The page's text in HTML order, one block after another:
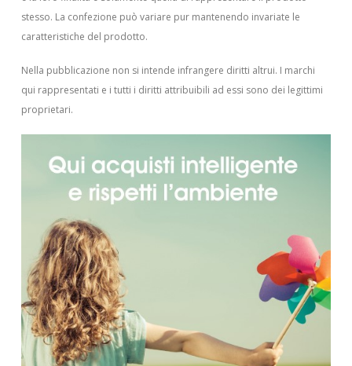
stesso. La confezione può variare pur mantenendo invariate le
caratteristiche del prodotto.
Nella pubblicazione non si intende infrangere diritti altrui. I marchi
qui rappresentati e i tutti i diritti attribuibili ad essi sono dei legittimi
proprietari.